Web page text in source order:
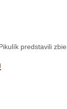
predstavili